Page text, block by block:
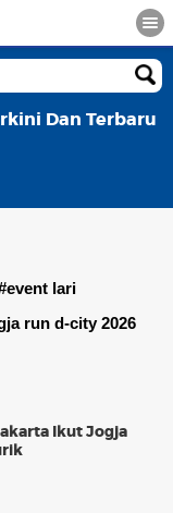
Dan Terbaru
lari
run d-city 2026
Ikut Jogja